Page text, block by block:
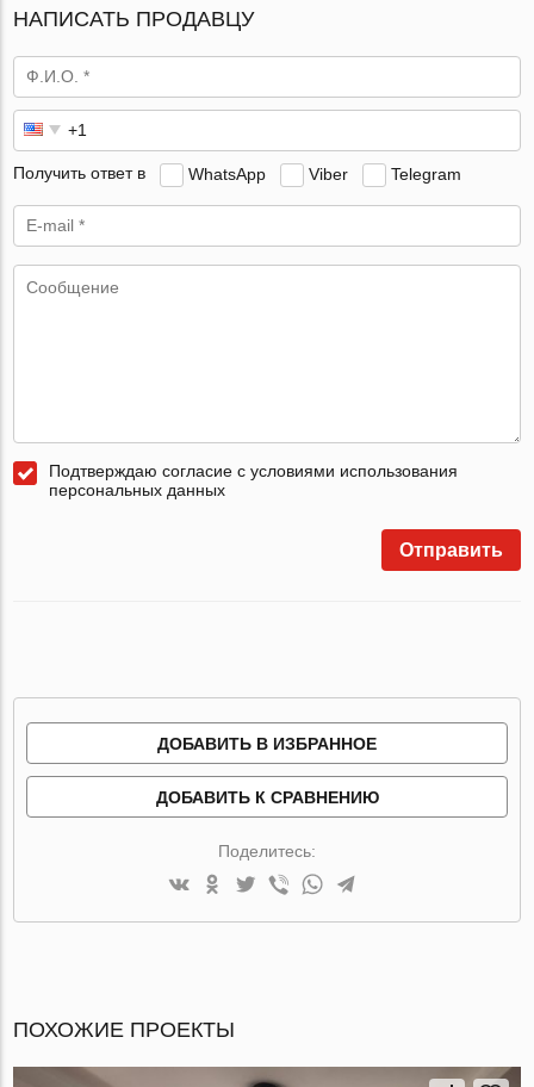
НАПИСАТЬ ПРОДАВЦУ
Получить ответ в WhatsApp Viber Telegram
Подтверждаю согласие с условиями использования
персональных данных
Отправить
ДОБАВИТЬ В ИЗБРАННОЕ
ДОБАВИТЬ К СРАВНЕНИЮ
Поделитесь:
ПОХОЖИЕ ПРОЕКТЫ